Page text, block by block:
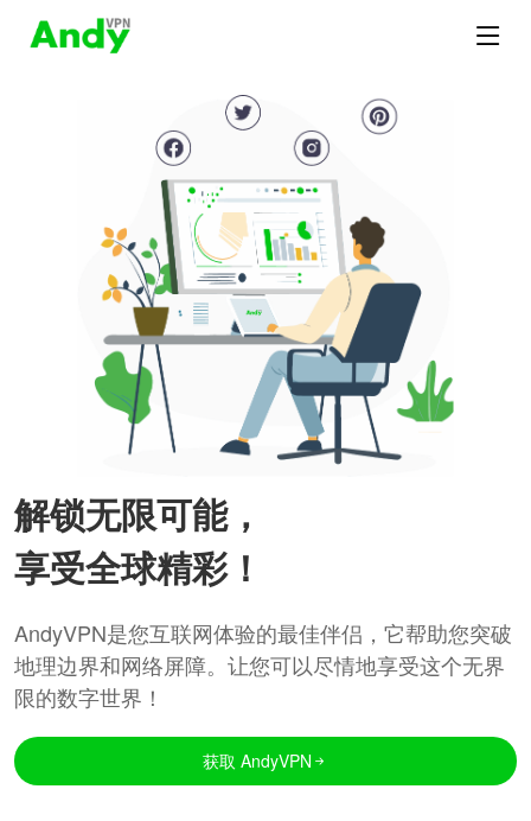
解锁无限可能，
享受全球精彩！
AndyVPN是您互联网体验的最佳伴侣，它帮助您突破
地理边界和网络屏障。让您可以尽情地享受这个无界
限的数字世界！
获取 AndyVPN